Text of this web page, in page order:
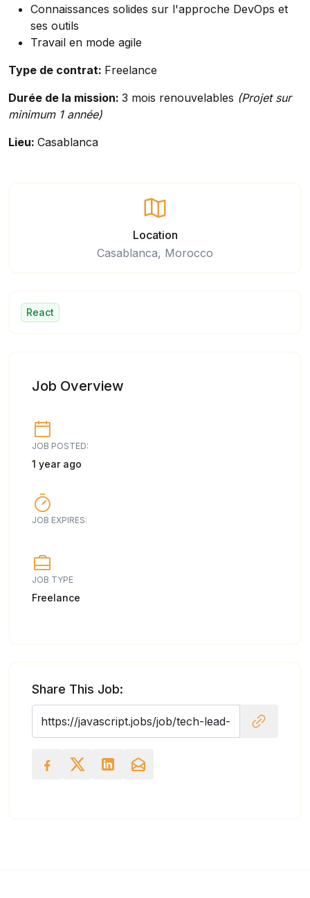
Connaissances solides sur l'approche DevOps et
ses outils
Travail en mode agile
Type de contrat: Freelance
Durée de la mission: 3 mois renouvelables (Projet sur
minimum 1 année)
Lieu: Casablanca
Location
Casablanca, Morocco
React
Job Overview
JOB POSTED:
1 year ago
JOB EXPIRES:
JOB TYPE
Freelance
Share This Job: